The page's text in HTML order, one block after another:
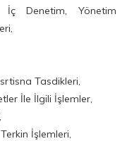
İç Denetim, Yönetim
Tasdikleri,
İle İlgili İşlemler,
İşlemleri,